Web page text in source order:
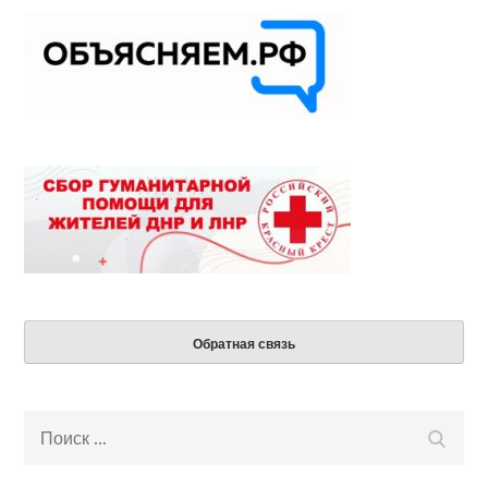
Обратная связь
Search